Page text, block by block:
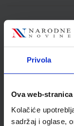
Privola
Ova web-
Kolačiće
sadržaj i oglase,